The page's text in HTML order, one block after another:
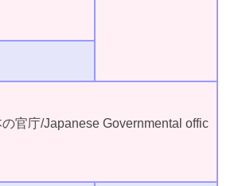
の官庁/Japanese Governmental offic